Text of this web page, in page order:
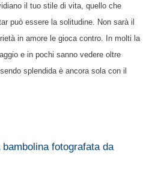
il tuo stile di vita, quello che
può essere la solitudine. Non sarà il
in amore le gioca contro. In molti la
e in pochi sanno vedere oltre
splendida è ancora sola con il
fotografata da